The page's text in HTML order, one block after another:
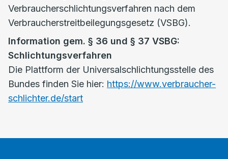
Verbraucherschlichtungsverfahren nach dem
Verbraucherstreitbeilegungsgesetz (VSBG).
Information gem. § 36 und § 37 VSBG:
Schlichtungsverfahren
Die Plattform der Universalschlichtungsstelle des
Bundes finden Sie hier: https://www.verbraucher-
schlichter.de/start